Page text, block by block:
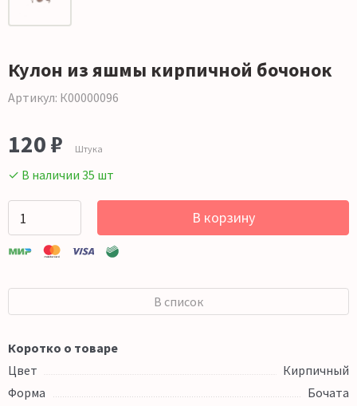
Кулон из яшмы кирпичной бочонок
Артикул: К00000096
120 ₽ Штука
✓ В наличии 35 шт
В корзину
В список
Коротко о товаре
Цвет
Кирпичный
Форма
Бочата